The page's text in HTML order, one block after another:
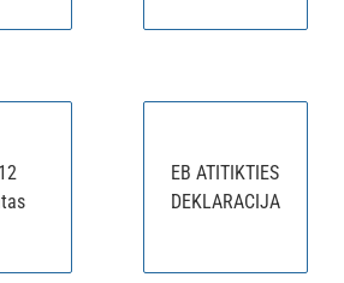
EB ATITIKTIES
DEKLARACIJA